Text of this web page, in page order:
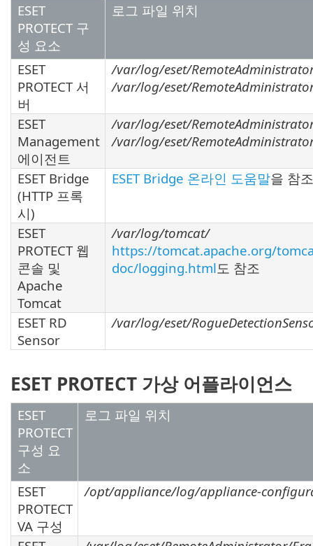
ESET
PROTECT 구
성 요소
로그 파일 위치
ESET
PROTECT 서
버
/var/log/eset/
/var/log/eset/
ESET
Management
에이전트
/var/log/eset/
/var/log/eset/
ESET Bridge
(HTTP 프록
시)
ESET Bridge 온라인 도움말을 참
ESET
PROTECT 웹
콘솔 및
Apache
Tomcat
/var/log/tomcat/
https://tomcat.apache.org/
doc/logging.html도 참조
ESET RD
Sensor
/var/log/eset/
ESET PROTECT 가상 어플라이언스
ESET
PROTECT
구성 요
소
로그 파일 위치
ESET
PROTECT
VA 구성
/opt/appliance/log/appliance-